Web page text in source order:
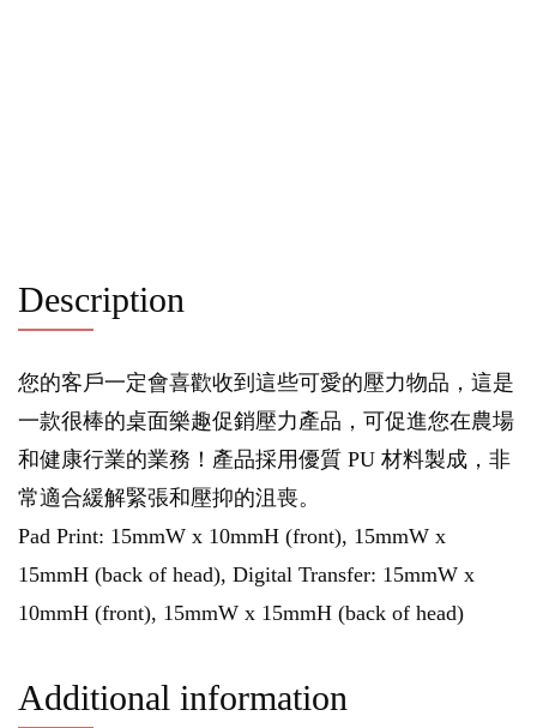
Description
您的客戶一定會喜歡收到這些可愛的壓力物品，這是
一款很棒的桌面樂趣促銷壓力產品，可促進您在農場
和健康行業的業務！產品採用優質 PU 材料製成，非
常適合緩解緊張和壓抑的沮喪。
Pad Print: 15mmW x 10mmH (front), 15mmW x
15mmH (back of head), Digital Transfer: 15mmW x
10mmH (front), 15mmW x 15mmH (back of head)
Additional information